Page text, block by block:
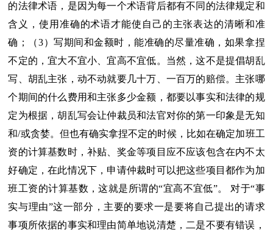
的法律术语，是因为每一个术语背后都有不同的法律规定和
含义，使用准确的术语才能使自己的主张表达的清晰和准
确；（3）写期间和金额时，能准确的尽量准确，如果拿捏
不定的，宜大不宜小、宜高不宜低。当然，这不是提倡胡乱
写、胡乱主张，动不动就要几十万、一百万的赔偿。主张哪
个期间的什么费用和主张多少金额，都要以事实和法律的规
定为根据，胡乱写会让仲裁员和法官对你的第一印象是无知
和/或贪婪。但也有确实拿捏不定的时候，比如在确定加班工
资的计算基数时，补贴、奖金等项目应不应该包含在内不太
好确定，在此情况下，申请仲裁时可以把这些项目都作为加
班工资的计算基数，这就是所谓的“宜高不宜低”。 对于“事
实与理由”这一部分，主要的要求一是要将自己提出的请求
事项所依据的事实和理由简单地说清楚，二是不要有错误，